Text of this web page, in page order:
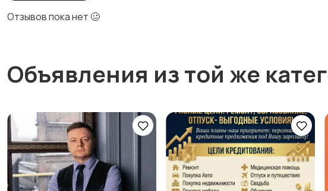
Отзывов пока нет 🥴
Объявления из той же